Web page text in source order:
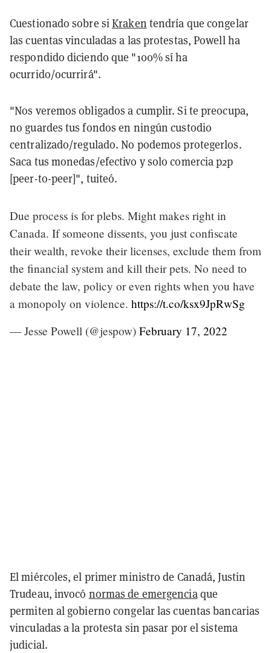
Cuestionado sobre siKraken tendría que congelar
las cuentas vinculadas a las protestas, Powell ha
respondido diciendo que "100% sí ha
ocurrido/ocurrirá".
"Nos veremos obligados a cumplir. Si te preocupa,
no guardes tus fondos en ningún custodio
centralizado/regulado. No podemos protegerlos.
Saca tus monedas/efectivo y solo comercia p2p
[peer-to-peer]", tuiteó.
Due process is for plebs. Might makes right in
Canada. If someone dissents, you just confiscate
their wealth, revoke their licenses, exclude them from
the financial system and kill their pets. No need to
debate the law, policy or even rights when you have
a monopoly on violence. https://t.co/ksx9JpRwSg
— Jesse Powell (@jespow) February 17, 2022
El miércoles, el primer ministro de Canadá, Justin
Trudeau, invocó normas de emergenciaque
permiten al gobierno congelar las cuentas bancarias
vinculadas a la protesta sin pasar por el sistema
judicial.